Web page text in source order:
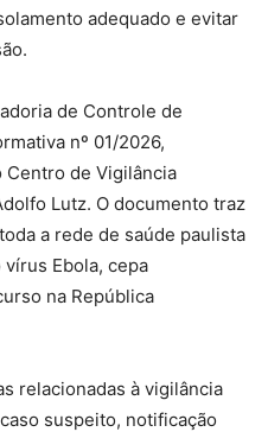
adequado e evitar
de Controle de
nº 01/2026,
Centro de Vigilância
Lutz. O documento traz
a rede de saúde paulista
Ebola, cepa
na República
relacionadas à vigilância
suspeito, notificação